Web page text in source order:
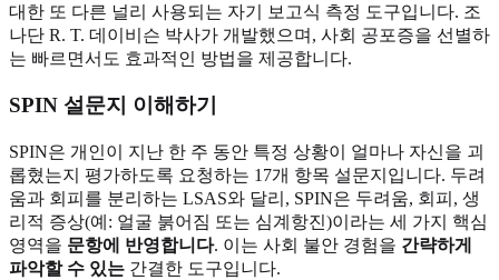
대한 또 다른 널리 사용되는 자기 보고식 측정 도구입니다. 조
나단 R. T. 데이비슨 박사가 개발했으며, 사회 공포증을 선별하
는 빠르면서도 효과적인 방법을 제공합니다.
SPIN 설문지 이해하기
SPIN은 개인이 지난 한 주 동안 특정 상황이 얼마나 자신을 괴
롭혔는지 평가하도록 요청하는 17개 항목 설문지입니다. 두려
움과 회피를 분리하는 LSAS와 달리, SPIN은 두려움, 회피, 생
리적 증상(예: 얼굴 붉어짐 또는 심계항진)이라는 세 가지 핵심
영역을 문항에 반영합니다. 이는 사회 불안 경험을 간략하게
파악할 수 있는 간결한 도구입니다.